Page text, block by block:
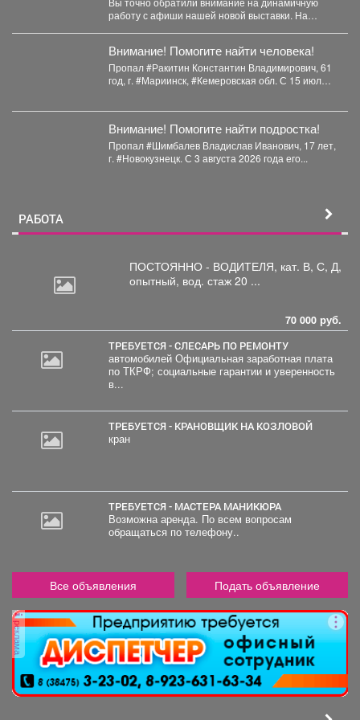
Шлыкова
работу с афиши нашей новой выставки. На
Внимание! Помогите найти человека!
Пропал #Ракитин Константин Владимирович, 61
год, г. #Мариинск, #Кемеровская обл. С 15 июля
Внимание! Помогите найти подростка!
Пропал #Шимбалев Владислав Иванович, 17 лет,
г. #Новокузнецк. С 3 августа 2026 года его...
РАБОТА
ПОСТОЯННО - ВОДИТЕЛЯ, кат. В, С, Д,
опытный, вод. стаж 20 ...
70 000 руб.
ТРЕБУЕТСЯ - СЛЕСАРЬ ПО РЕМОНТУ
автомобилей Официальная заработная плата
по ТКРФ; социальные гарантии и уверенность
в...
ТРЕБУЕТСЯ - КРАНОВЩИК НА КОЗЛОВОЙ
кран
ТРЕБУЕТСЯ - МАСТЕРА МАНИКЮРА
Возможна аренда. По всем вопросам
обращаться по телефону..
Все объявления Подать объявление
реклама